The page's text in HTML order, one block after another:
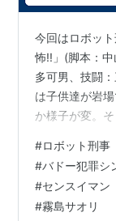
今回はロボッ
怖!!」(脚本：
多可男、技闘
は子供達が岩
か様子が変。
センスイマン
潜ってしまい
のでセンスイ
す。 そしてす
#ロボット刑事
#バドー犯罪シ
#センスイマン
#霧島サオリ